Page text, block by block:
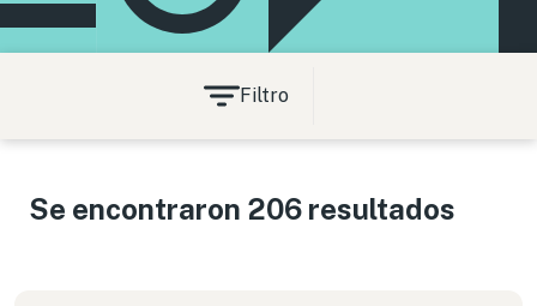
Filtro
Se encontraron 206 resultados